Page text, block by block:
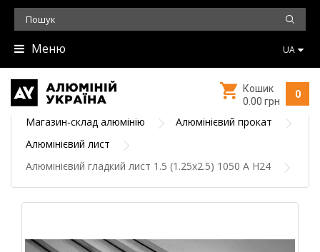
Меню UA
0
Кошик
0.00 грн
Магазин-склад алюмінію
Алюмінієвий прокат
Алюмінієвий лист
Алюмінієвий гладкий лист 1.5 (1.25х2.5) 1050 А Н24